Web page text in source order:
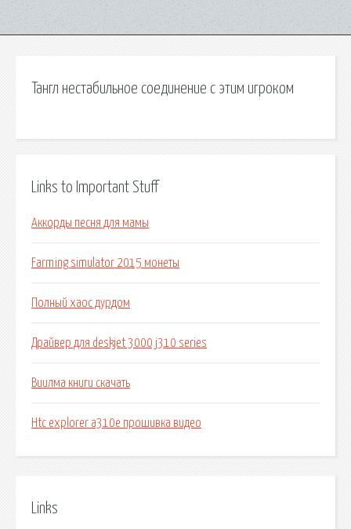
Тангл нестабильное соединение с этим игроком
Links to Important Stuff
Аккорды песня для мамы
Farming simulator 2015 монеты
Полный хаос дурдом
Драйвер для deskjet 3000 j310 series
Виилма книги скачать
Htc explorer a310e прошивка видео
Links